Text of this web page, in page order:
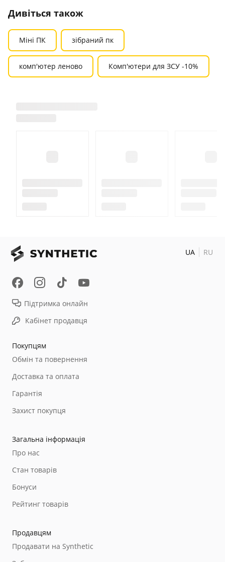
Дивіться також
Міні ПК зібраний пк
комп'ютер леново Комп'ютери для ЗСУ -10%
Покупцям
Обмін та повернення
Доставка та оплата
Гарантія
Захист покупця
Загальна інформація
Про нас
Стан товарів
Бонуси
Рейтинг товарів
Продавцям
Продавати на Synthetic
Підтримка онлайн
Кабінет продавця
UA RU